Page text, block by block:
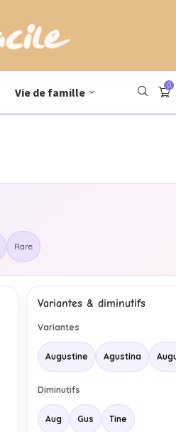
Vie de famille
0
Rare
Variantes & diminutifs
Variantes
Augustine Agustina
Diminutifs
Aug Gus Tine